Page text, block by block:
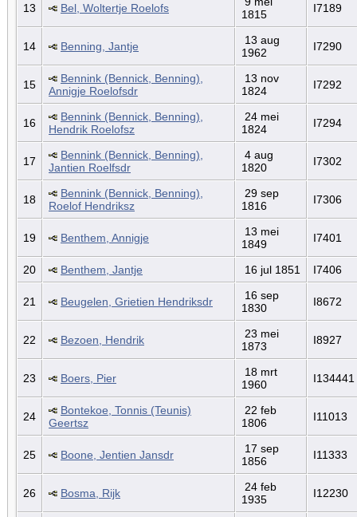
13 Bel, Woltertje Roelofs
1815
I7189
14 Benning, Jantje
13 aug
1962
I7290
15
Bennink (Bennick, Benning),
Annigje Roelofsdr
13 nov
1824
I7292
16
Bennink (Bennick, Benning),
Hendrik Roelofsz
24 mei
1824
I7294
17
Bennink (Bennick, Benning),
Jantien Roelfsdr
4 aug
1820
I7302
18
Bennink (Bennick, Benning),
Roelof Hendriksz
29 sep
1816
I7306
19 Benthem, Annigje
13 mei
1849
I7401
20 Benthem, Jantje 16 jul 1851 I7406
21 Beugelen, Grietien Hendriksdr
16 sep
1830
I8672
22 Bezoen, Hendrik
23 mei
1873
I8927
23 Boers, Pier
18 mrt
1960
I134441
24
Bontekoe, Tonnis (Teunis)
Geertsz
22 feb
1806
I11013
25 Boone, Jentien Jansdr
17 sep
1856
I11333
26 Bosma, Rijk
24 feb
1935
I12230